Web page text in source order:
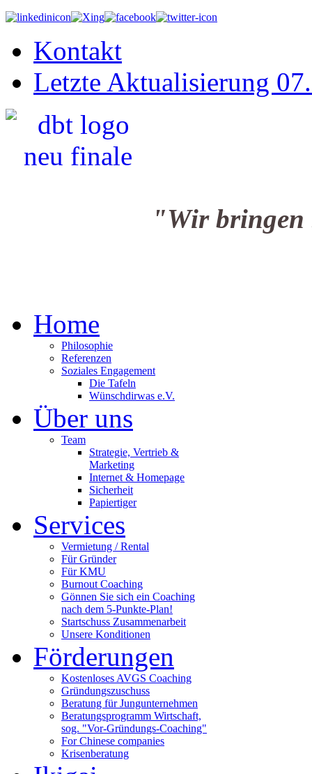
Kontakt
Letzte Aktualisierung
"Wir bringen Sie
Home
Philosophie
Referenzen
Soziales Engagement
Die Tafeln
Wünschdirwas e.V.
Über uns
Team
Strategie, Vertrieb &
Marketing
Internet & Homepage
Sicherheit
Papiertiger
Services
Vermietung / Rental
Für Gründer
Für KMU
Burnout Coaching
Gönnen Sie sich ein Coaching
nach dem 5-Punkte-Plan!
Startschuss Zusammenarbeit
Unsere Konditionen
Förderungen
Kostenloses AVGS Coaching
Gründungszuschuss
Beratung für Jungunternehmen
Beratungsprogramm Wirtschaft,
sog. "Vor-Gründungs-Coaching"
For Chinese companies
Krisenberatung